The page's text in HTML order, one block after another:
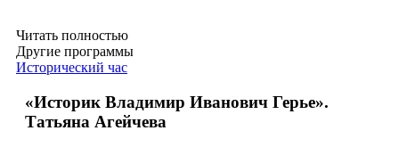
Читать полностью
Другие программы
Исторический час
«Историк Владимир Иванович Герье».
Татьяна Агейчева